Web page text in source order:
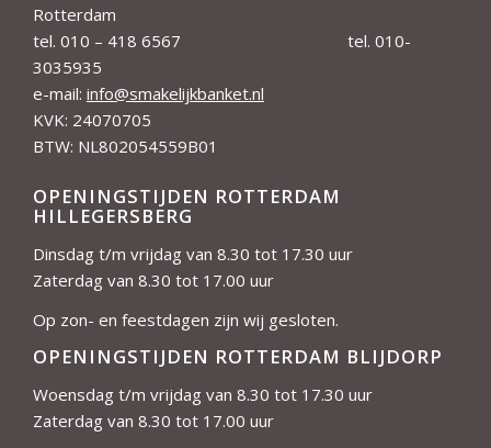
Rotterdam
tel. 010 – 418 6567 tel. 010-
3035935
e-mail: info@smakelijkbanket.nl
KVK: 24070705
BTW: NL802054559B01
OPENINGSTIJDEN ROTTERDAM
HILLEGERSBERG
Dinsdag t/m vrijdag van 8.30 tot 17.30 uur
Zaterdag van 8.30 tot 17.00 uur
Op zon- en feestdagen zijn wij gesloten.
OPENINGSTIJDEN ROTTERDAM BLIJDORP
Woensdag t/m vrijdag van 8.30 tot 17.30 uur
Zaterdag van 8.30 tot 17.00 uur